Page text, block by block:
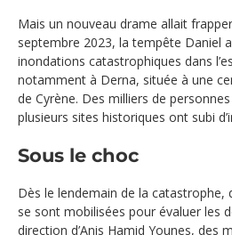
Mais un nouveau drame allait
septembre 2023, la tempête Daniel
inondations catastrophiques dans
notamment à Derna, située à une
de Cyrène. Des milliers de
plusieurs sites historiques ont subi
Sous le choc
Dès le lendemain de la catastrophe,
se sont mobilisées pour évaluer les
direction d’Anis Hamid Younes, des